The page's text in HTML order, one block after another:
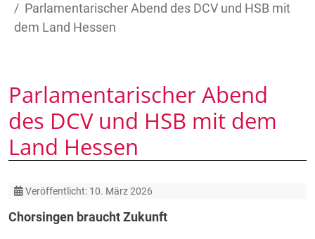
Parlamentarischer Abend des DCV und HSB mit
dem Land Hessen
Parlamentarischer Abend
des DCV und HSB mit dem
Land Hessen
Details
Veröffentlicht: 10. März 2026
Chorsingen braucht Zukunft